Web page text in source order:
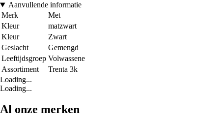
Aanvullende informatie
Merk
Met
Kleur
matzwart
Kleur
Zwart
Geslacht
Gemengd
Leeftijdsgroep Volwassene
Assortiment
Trenta 3k
Loading...
Loading...
Al onze merken